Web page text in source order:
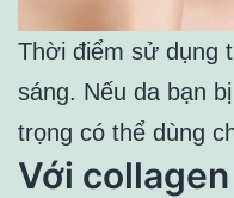
Thời điểm sử dụng
sáng. Nếu da bạn
trọng có thể dùng
Với